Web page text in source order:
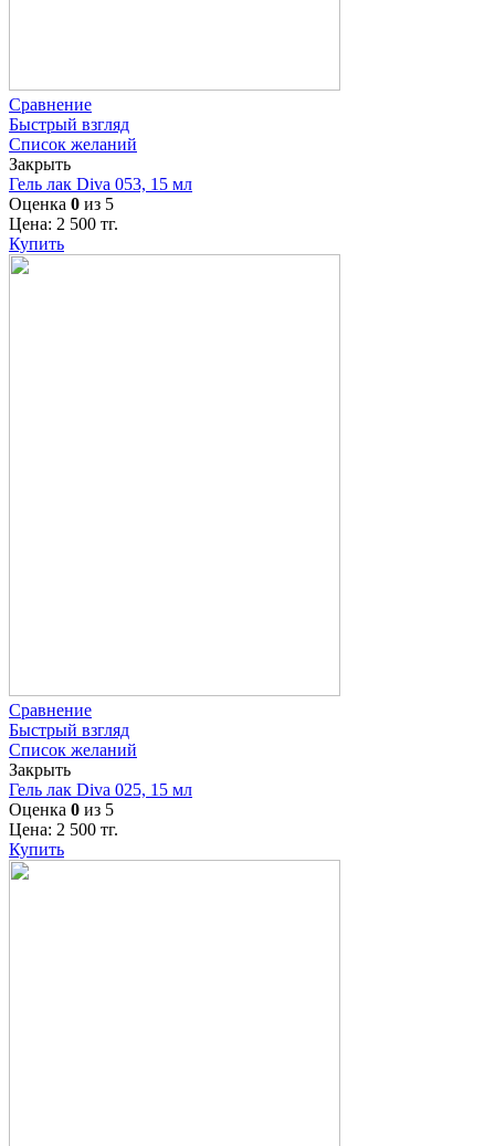
Сравнение
Быстрый взгляд
Список желаний
Закрыть
Гель лак Diva 053, 15 мл
Оценка 0 из 5
Цена: 2 500 тг.
Купить
Сравнение
Быстрый взгляд
Список желаний
Закрыть
Гель лак Diva 025, 15 мл
Оценка 0 из 5
Цена: 2 500 тг.
Купить